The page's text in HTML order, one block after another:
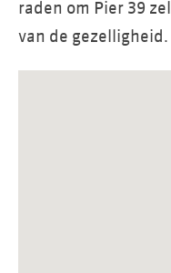
raden om Pier 39
van de gezelligheid.